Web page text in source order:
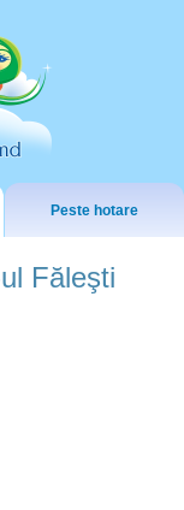
Peste hotare
Făleşti